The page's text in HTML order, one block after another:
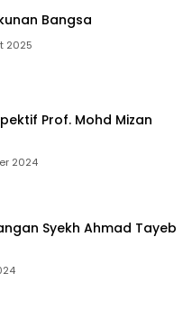
Bangsa
2025
Prof. Mohd Mizan
2024
Syekh Ahmad Tayeb